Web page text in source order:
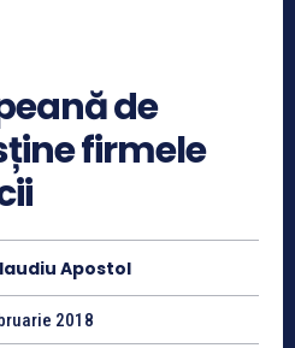
de
firmele
Apostol
2018